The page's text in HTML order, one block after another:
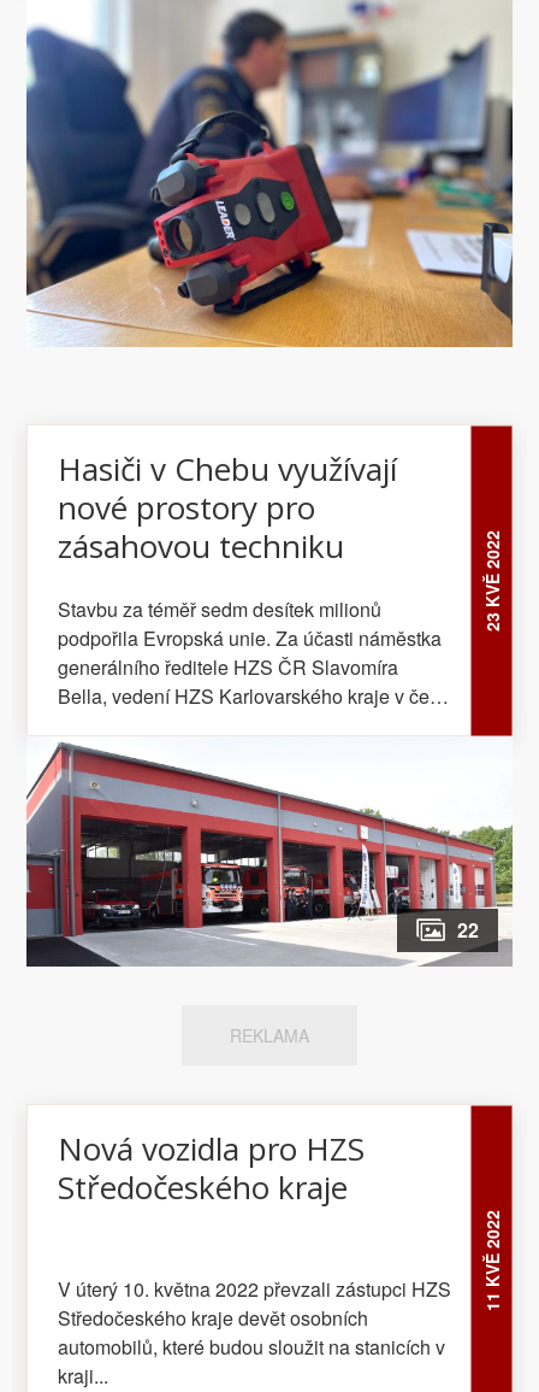
dispozici na stanici v Tanvaldu...
23 KVĚ 2022
Hasiči v Chebu využívají
nové prostory pro
zásahovou techniku
Stavbu za téměř sedm desítek milionů
podpořila Evropská unie. Za účasti náměstka
generálního ředitele HZS ČR Slavomíra
Bella, vedení HZS Karlovarského kraje v čele
dodavatele stavby a pozvaných hostů
slavnostně převzali profesionální hasiči v
Chebu zcela nový objekt garáží pro
výjezdovou techniku...
22
REKLAMA
11 KVĚ 2022
Nová vozidla pro HZS
Středočeského kraje
V úterý 10. května 2022 převzali zástupci HZS
Středočeského kraje devět osobních
automobilů, které budou sloužit na stanicích v
kraji...